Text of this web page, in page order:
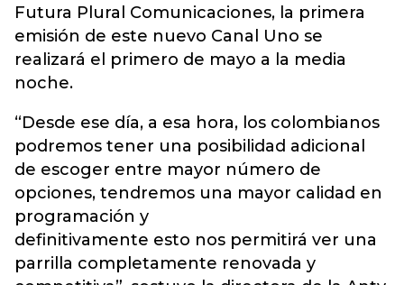
Futura Plural Comunicaciones, la primera
emisión de este nuevo Canal Uno se
realizará el primero de mayo a la media
noche.
“Desde ese día, a esa hora, los colombianos
podremos tener una posibilidad adicional
de escoger entre mayor número de
opciones, tendremos una mayor calidad en
programación y
definitivamente esto nos permitirá ver una
parrilla completamente renovada y